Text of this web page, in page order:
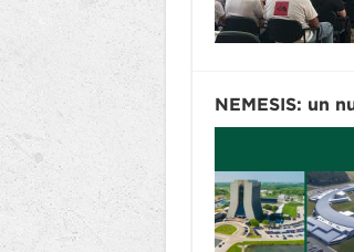
NEMESIS: un